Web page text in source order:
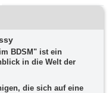
BDSM" ist ein
in die Welt der
die sich auf eine